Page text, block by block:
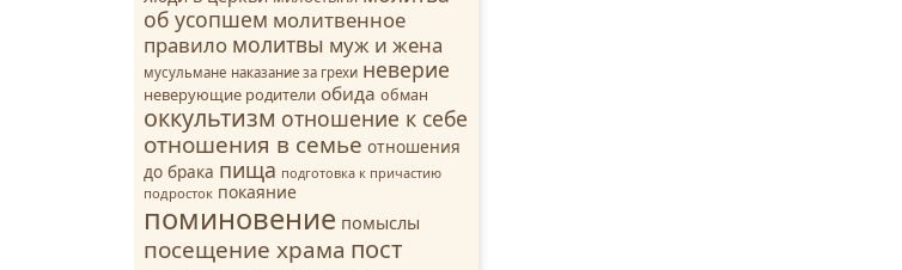
об усопшем молитвенное
правило молитвы муж и жена
мусульмане наказание за грехи неверие
неверующие родители обида обман
оккультизм отношение к себе
отношения в семье отношения
до брака пища подготовка к причастию
подросток покаяние
поминовение помыслы
посещение храма пост